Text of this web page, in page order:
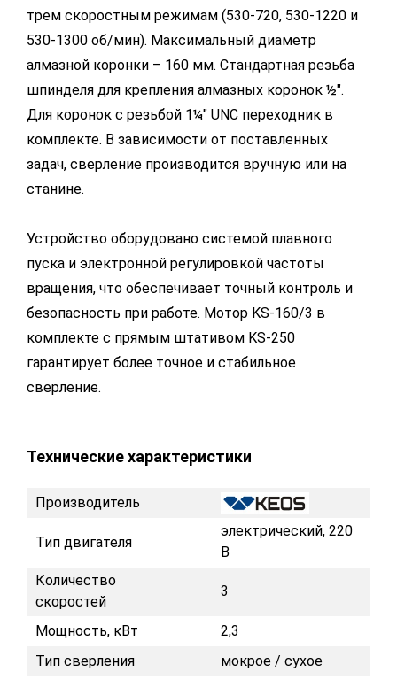
трем скоростным режимам (530-720, 530-1220 и
530-1300 об/мин). Максимальный диаметр
алмазной коронки – 160 мм. Стандартная резьба
шпинделя для крепления алмазных коронок ½".
Для коронок с резьбой 1¼" UNC переходник в
комплекте. В зависимости от поставленных
задач, сверление производится вручную или на
станине.
Устройство оборудовано системой плавного
пуска и электронной регулировкой частоты
вращения, что обеспечивает точный контроль и
безопасность при работе. Мотор KS-160/3 в
комплекте с прямым штативом KS-250
гарантирует более точное и стабильное
сверление.
Технические характеристики
Производитель
Тип двигателя
электрический, 220
В
Количество
скоростей
3
Мощность, кВт
2,3
Тип сверления
мокрое / сухое